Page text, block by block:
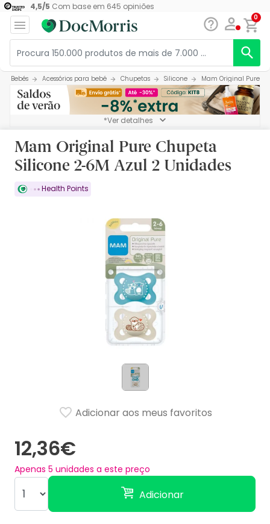
4,5/5 Com base em 645 opiniões
0
Bebés Acessórios para bebé Chupetas Silicone Mam Original Pure
*Ver detalhes
Mam Original Pure Chupeta
Silicone 2-6M Azul 2 Unidades
Health Points
12,36€
Apenas 5 unidades a este preço
Adicionar
Adicionar aos meus favoritos